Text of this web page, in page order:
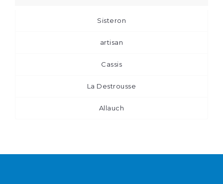
Sisteron
artisan
Cassis
La Destrousse
Allauch